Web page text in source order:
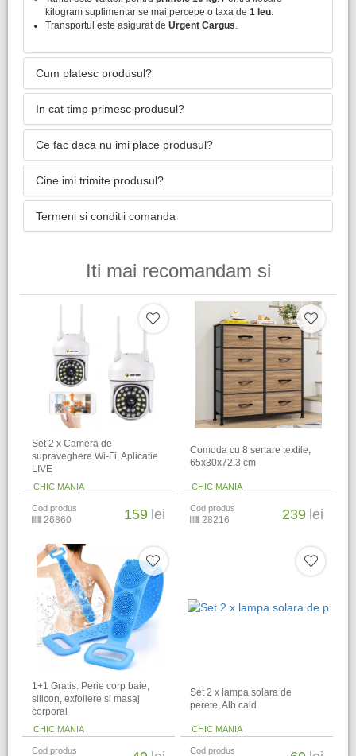
kilogram suplimentar se mai percepe o taxa de 1 leu
Transportul este asigurat de Urgent Cargus
Cum platesc produsul?
In cat timp primesc produsul?
Ce fac daca nu imi place produsul?
Cine imi trimite produsul?
Termeni si conditii comanda
Iti mai recomandam si
Set 2 x Camera de
supraveghere Wi-Fi, Aplicatie
LIVE
CHIC MANIA
Cod produs
26860 159 lei
Comoda cu 8 sertare textile,
65x30x72.3 cm
CHIC MANIA
Cod produs
28216 239 lei
1+1 Gratis. Perie corp baie,
silicon, exfoliere si masaj
corporal
CHIC MANIA
Cod produs
Set 2 x lampa solara de
perete, Alb cald
CHIC MANIA
Cod produs